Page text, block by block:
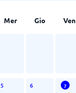
Mer Gio Ven
5 6 7